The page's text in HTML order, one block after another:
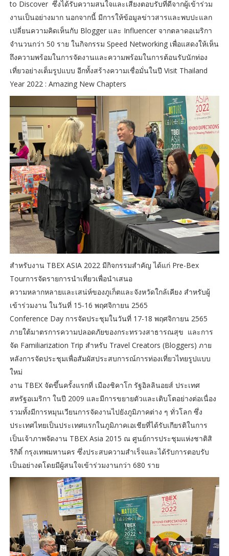
to Discover ซึ่งได้รับความสนใจและเสียงตอบรับที่ดีจากผู้เข้าร่วม
งานเป็นอย่างมาก นอกจากนี้ มีการให้ข้อมูลข่าวสารและพบปะแลก
เปลี่ยนความคิดเห็นกับ Blogger และ Influencer จากตลาดอเมริกา
จำนวนกว่า 50 ราย ในกิจกรรม Speed Networking เพื่อแสดงให้เห็น
ถึงความพร้อมในการจัดงานและความพร้อมในการต้อนรับนักท่อง
เที่ยวอย่างเต็มรูปแบบ อีกทั้งสร้างความเชื่อมั่นในปี Visit Thailand
Year 2022 : Amazing New Chapters
สำหรับงาน TBEX ASIA 2022 มีกิจกรรมสำคัญ ได้แก่ Pre-Bex
Tourการจัดรายการนำเที่ยวเพื่อนำเสนอ
ความหลากหลายและเสน่ห์ของภูเก็ตและจังหวัดใกล้เคียง สำหรับผู้
เข้าร่วมงาน ในวันที่ 15-16 พฤศจิกายน 2565
Conference Day การจัดประชุมในวันที่ 17-18 พฤศจิกายน 2565
ภายใต้มาตรการความปลอดภัยของกระทรวงสาธารณสุข และการ
จัด Familiarization Trip สำหรับ Travel Creators (Bloggers) ภาย
หลังการจัดประชุมเพื่อสัมผัสประสบการณ์การท่องเที่ยวไทยรูปแบบ
ใหม่
งาน TBEX จัดขึ้นครั้งแรกที่ เมืองชิคาโก รัฐอิลลินอยส์ ประเทศ
สหรัฐอเมริกา ในปี 2009 และมีการขยายตัวและเติบโตอย่างต่อเนื่อง
รวมทั้งมีการหมุนเวียนการจัดงานไปยังภูมิภาคต่าง ๆ ทั่วโลก ซึ่ง
ประเทศไทยเป็นประเทศแรกในภูมิภาคเอเชียที่ได้รับเกียรติในการ
เป็นเจ้าภาพจัดงาน TBEX Asia 2015 ณ ศูนย์การประชุมแห่งชาติสิ
ริกิติ์ กรุงเทพมหานคร ซึ่งประสบความสำเร็จและได้รับการตอบรับ
เป็นอย่างดโดยมีผู้สนใจเข้าร่วมงานกว่า 680 ราย